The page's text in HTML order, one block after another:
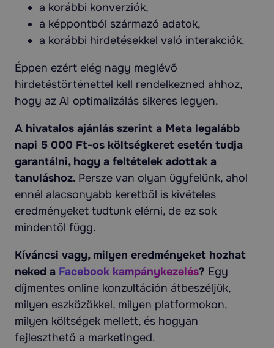
a korábbi konverziók,
a képpontból származó adatok,
a korábbi hirdetésekkel való interakciók.
Éppen ezért elég nagy meglévő
hirdetéstörténettel kell rendelkezned ahhoz,
hogy az AI optimalizálás sikeres legyen.
A hivatalos ajánlás szerint a Meta legalább
napi 5 000 Ft-os költségkeret esetén tudja
garantálni, hogy a feltételek adottak a
tanuláshoz. Persze van olyan ügyfelünk, ahol
ennél alacsonyabb keretből is kivételes
eredményeket tudtunk elérni, de ez sok
mindentől függ.
Kíváncsi vagy, milyen eredményeket hozhat
neked a Facebook kampánykezelés? Egy
díjmentes online konzultáción átbeszéljük,
milyen eszközökkel, milyen platformokon,
milyen költségek mellett, és hogyan
fejleszthető a marketinged.